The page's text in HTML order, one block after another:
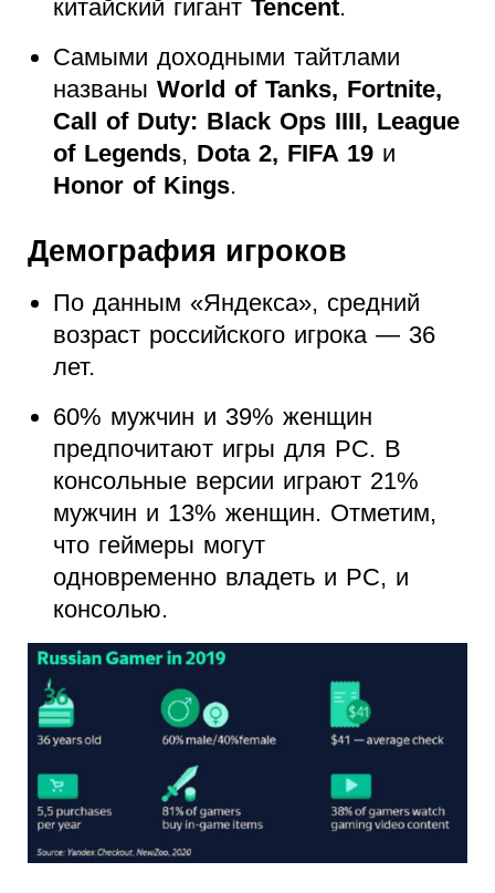
китайский гигант Tencent.
Самыми доходными тайтлами
названы World of Tanks, Fortnite,
Call of Duty: Black Ops IIII, League
of Legends, Dota 2, FIFA 19и
Honor of Kings.
Демография игроков
По данным «Яндекса», средний
возраст российского игрока — 36
лет.
60% мужчин и 39% женщин
предпочитают игры для PC. В
консольные версии играют 21%
мужчин и 13% женщин. Отметим,
что геймеры могут
одновременно владеть и PC, и
консолью.